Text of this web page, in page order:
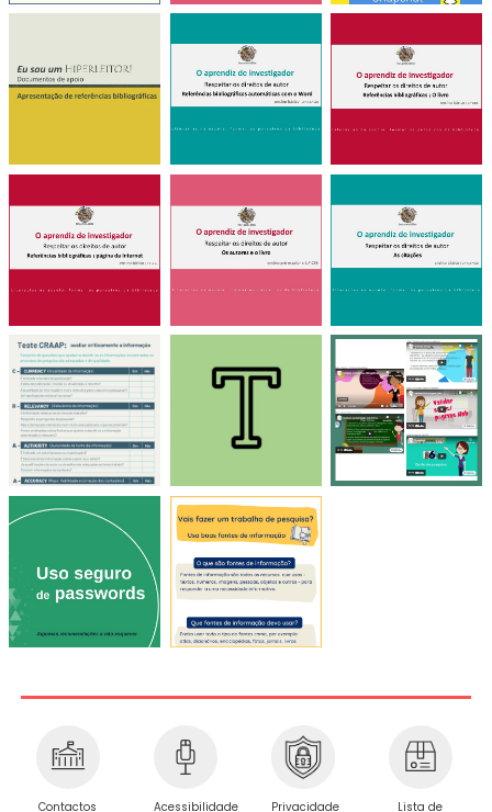
Contactos Acessibilidade Privacidade Lista de